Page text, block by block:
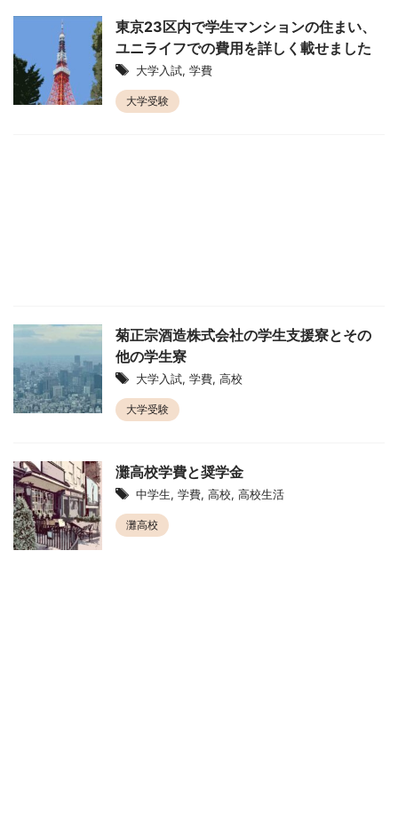
東京23区内で学生マンションの住まい、
ユニライフでの費用を詳しく載せました
大学入試, 学費
大学受験
菊正宗酒造株式会社の学生支援寮とその
他の学生寮
大学入試, 学費, 高校
大学受験
灘高校学費と奨学金
中学生, 学費, 高校, 高校生活
灘高校